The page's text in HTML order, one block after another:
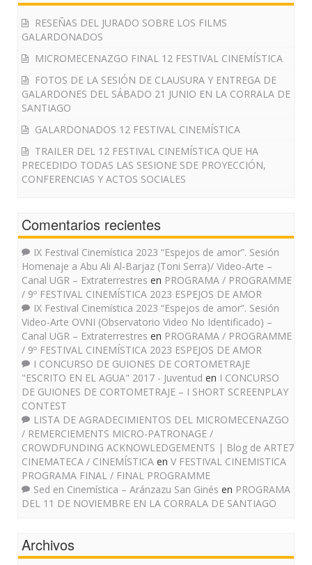
RESEÑAS DEL JURADO SOBRE LOS FILMS
GALARDONADOS
MICROMECENAZGO FINAL 12 FESTIVAL CINEMÍSTICA
FOTOS DE LA SESIÓN DE CLAUSURA Y ENTREGA DE
GALARDONES DEL SÁBADO 21 JUNIO EN LA CORRALA DE
SANTIAGO
GALARDONADOS 12 FESTIVAL CINEMÍSTICA
TRAILER DEL 12 FESTIVAL CINEMÍSTICA QUE HA
PRECEDIDO TODAS LAS SESIONE SDE PROYECCIÓN,
CONFERENCIAS Y ACTOS SOCIALES
Comentarios recientes
IX Festival Cinemística 2023 “Espejos de amor”. Sesión
Homenaje a Abu Ali Al-Barjaz (Toni Serra)/ Video-Arte –
Canal UGR – Extraterrestres en PROGRAMA / PROGRAMME
/ 9º FESTIVAL CINEMÍSTICA 2023 ESPEJOS DE AMOR
IX Festival Cinemística 2023 “Espejos de amor”. Sesión
Video-Arte OVNI (Observatorio Video No Identificado) –
Canal UGR – Extraterrestres en PROGRAMA / PROGRAMME
/ 9º FESTIVAL CINEMÍSTICA 2023 ESPEJOS DE AMOR
I CONCURSO DE GUIONES DE CORTOMETRAJE
"ESCRITO EN EL AGUA" 2017 - Juventud en I CONCURSO
DE GUIONES DE CORTOMETRAJE – I SHORT SCREENPLAY
CONTEST
LISTA DE AGRADECIMIENTOS DEL MICROMECENAZGO
/ REMERCIEMENTS MICRO-PATRONAGE /
CROWDFUNDING ACKNOWLEDGEMENTS | Blog de ARTE7
CINEMATECA / CINEMÍSTICA en V FESTIVAL CINEMISTICA
PROGRAMA FINAL / FINAL PROGRAMME
Sed en Cinemística – Aránzazu San Ginés en PROGRAMA
DEL 11 DE NOVIEMBRE EN LA CORRALA DE SANTIAGO
Archivos